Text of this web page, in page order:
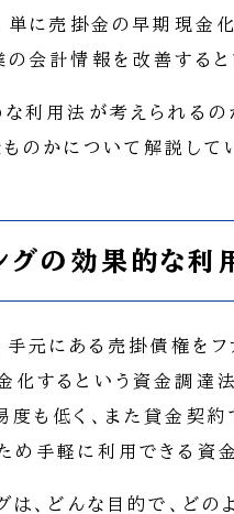
単に売掛金の早期現金
の会計情報を改善すると
利用法が考えられるの
のかについて解説してい
グの効果的な利
手元にある売掛債権を
化するという資金調達
度も低く、また貸金契
め手軽に利用できる資金
は、どんな目的で、どの